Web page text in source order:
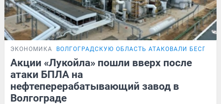
ЭКОНОМИКА ВОЛГОГРАДСКУЮ ОБЛАСТЬ АТАКОВАЛИ
Акции «Лукойла» пошли вверх после
атаки БПЛА на
нефтеперерабатывающий завод в
Волгограде